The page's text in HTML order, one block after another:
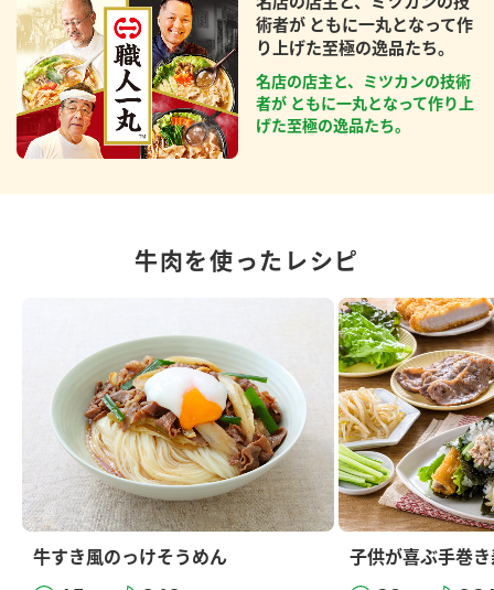
術者が ともに一丸となって作
り上げた至極の逸品たち。
名店の店主と、ミツカンの技術
者が ともに一丸となって作り上
げた至極の逸品たち。
牛肉を使ったレシピ
牛すき風のっけそうめん 子供が喜ぶ手巻